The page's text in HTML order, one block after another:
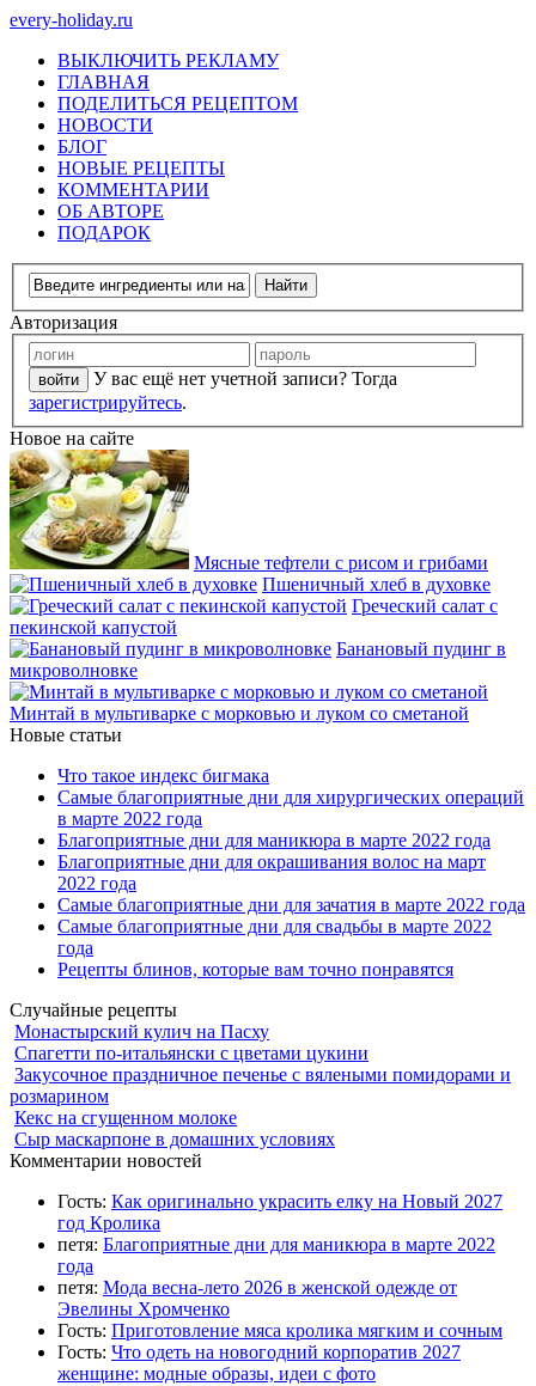
every-holiday.ru
ВЫКЛЮЧИТЬ РЕКЛАМУ
ГЛАВНАЯ
ПОДЕЛИТЬСЯ РЕЦЕПТОМ
НОВОСТИ
БЛОГ
НОВЫЕ РЕЦЕПТЫ
КОММЕНТАРИИ
ОБ АВТОРЕ
ПОДАРОК
Авторизация
У вас ещё нет учетной записи? Тогда
зарегистрируйтесь.
Новое на сайте
Мясные тефтели с рисом и грибами
Пшеничный хлеб в духовке
Греческий салат с
пекинской капустой
Банановый пудинг в
микроволновке
Минтай в мультиварке с морковью и луком со сметаной
Новые статьи
Что такое индекс бигмака
Самые благоприятные дни для хирургических операций
в марте 2022 года
Благоприятные дни для маникюра в марте 2022 года
Благоприятные дни для окрашивания волос на март
2022 года
Самые благоприятные дни для зачатия в марте 2022 года
Самые благоприятные дни для свадьбы в марте 2022
года
Рецепты блинов, которые вам точно понравятся
Случайные рецепты
Монастырский кулич на Пасху
Спагетти по-итальянски с цветами цукини
Закусочное праздничное печенье с вялеными помидорами и
розмарином
Кекс на сгущенном молоке
Сыр маскарпоне в домашних условиях
Комментарии новостей
Гость: Как оригинально украсить елку на Новый 2027
год Кролика
петя: Благоприятные дни для маникюра в марте 2022
года
петя: Мода весна-лето 2026 в женской одежде от
Эвелины Хромченко
Гость: Приготовление мяса кролика мягким и сочным
Гость: Что одеть на новогодний корпоратив 2027
женщине: модные образы, идеи с фото